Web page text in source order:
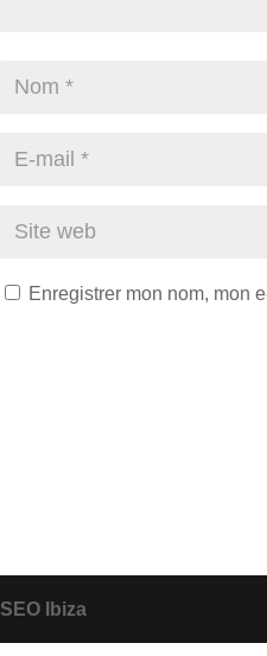
Enregistrer mon nom, mon
SEO Ibiza